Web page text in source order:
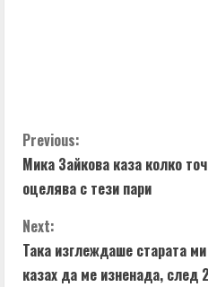
C
o
n
t
Previous:
Мика Зайкова каза колко
оцелява с тези пари
Next:
Така изглеждаше старата
казах да ме изненада, след